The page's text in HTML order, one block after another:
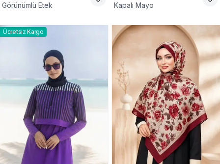
Görünümlü Etek
Kapalı Mayo
Ücretsiz Kargo